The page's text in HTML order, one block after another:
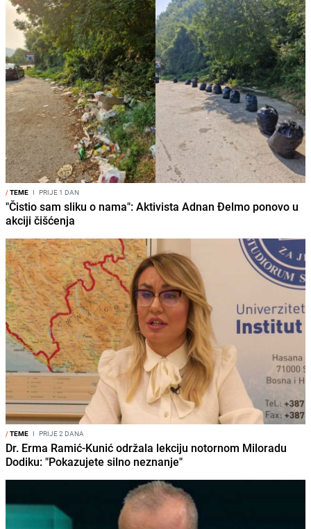
/TEME I PRIJE 1 DAN
"Čistio sam sliku o nama": Aktivista Adnan Đelmo ponovo u
akciji čišćenja
/TEME I PRIJE 2 DANA
Dr. Erma Ramić-Kunić održala lekciju notornom Miloradu
Dodiku: "Pokazujete silno neznanje"